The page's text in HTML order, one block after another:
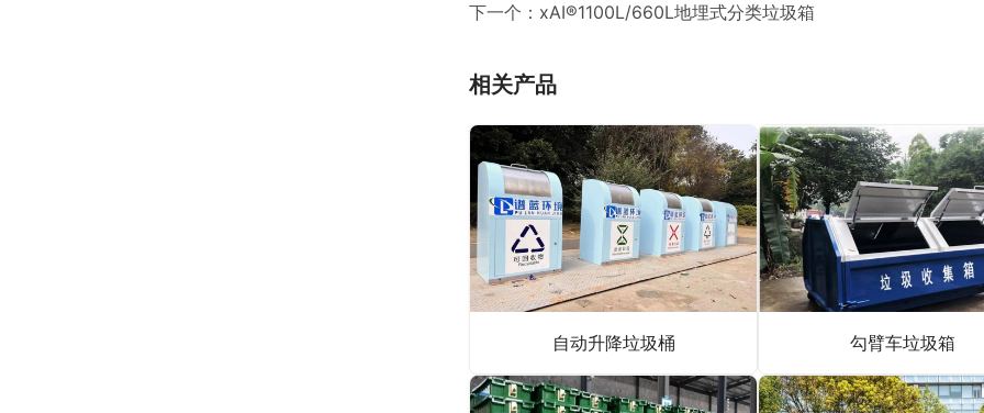
下一个： xAI®1100L/660L地埋式分类垃圾箱
相关产品
自动升降垃圾桶 勾臂车垃圾箱